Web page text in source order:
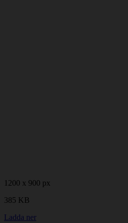
1200 x 900 px
385 KB
Ladda ner